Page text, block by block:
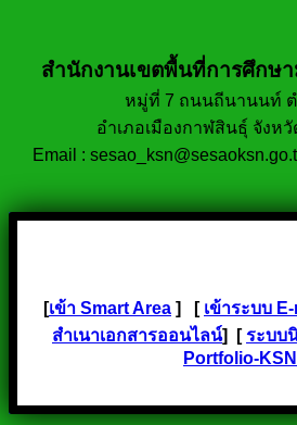
สำนักงานเขตพื้นที่การศึกษ
หมู่ที่ 7 ถนนถีนานนท์
อำเภอเมืองกาฬสินธุ์ จังห
Email :
[เข้า Smart Area ] [ เข้าระบบ
สำเนาเอกสารออนไลน์] [ระบบ
Portfolio-KSN